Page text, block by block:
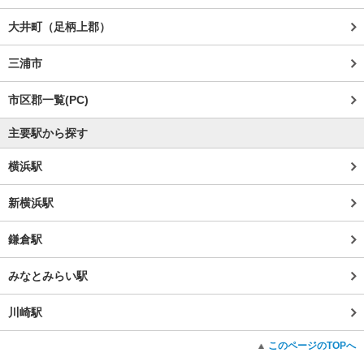
大井町（足柄上郡）
三浦市
市区郡一覧(PC)
主要駅から探す
横浜駅
新横浜駅
鎌倉駅
みなとみらい駅
川崎駅
このページのTOPへ